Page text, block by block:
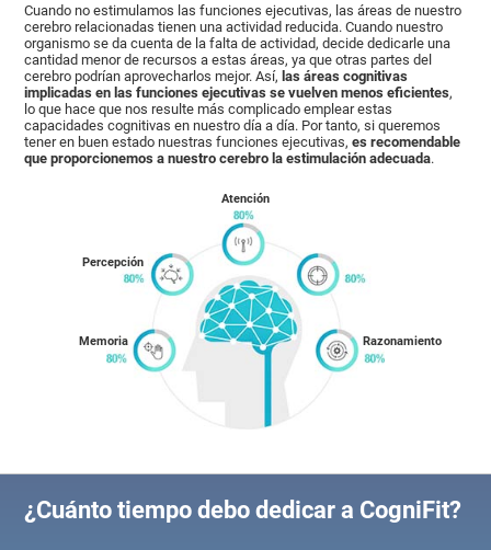
Cuando no estimulamos las funciones ejecutivas, las áreas de nuestro
cerebro relacionadas tienen una actividad reducida. Cuando nuestro
organismo se da cuenta de la falta de actividad, decide dedicarle una
cantidad menor de recursos a estas áreas, ya que otras partes del
cerebro podrían aprovecharlos mejor. Así,las áreas cognitivas
implicadas en las funciones ejecutivas se vuelven menos eficientes,
lo que hace que nos resulte más complicado emplear estas
capacidades cognitivas en nuestro día a día. Por tanto, si queremos
tener en buen estado nuestras funciones ejecutivas,es recomendable
que proporcionemos a nuestro cerebro la estimulación adecuada.
Memoria
Percepción
Atención
Razonamiento
¿Cuánto tiempo debo dedicar a CogniFit?